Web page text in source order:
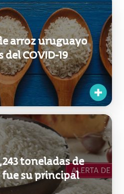
arroz uruguayo
COVID-19
toneladas de
su principal